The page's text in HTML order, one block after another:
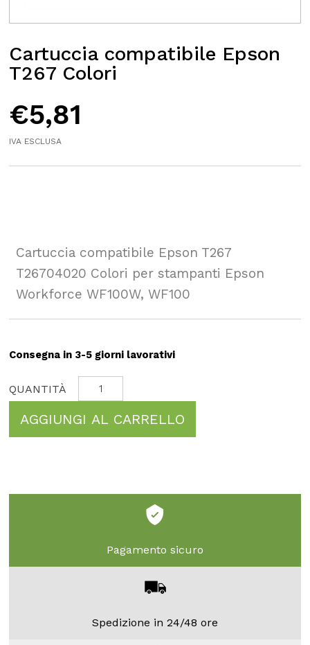
Cartuccia compatibile Epson
T267 Colori
€5,81
IVA ESCLUSA
Cartuccia compatibile Epson T267
T26704020 Colori per stampanti Epson
Workforce WF100W, WF100
Consegna in 3-5 giorni lavorativi
AGGIUNGI AL CARRELLO
Pagamento sicuro
Spedizione in 24/48 ore